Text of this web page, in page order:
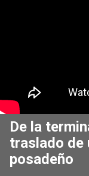
De la
traslado de
posadeño